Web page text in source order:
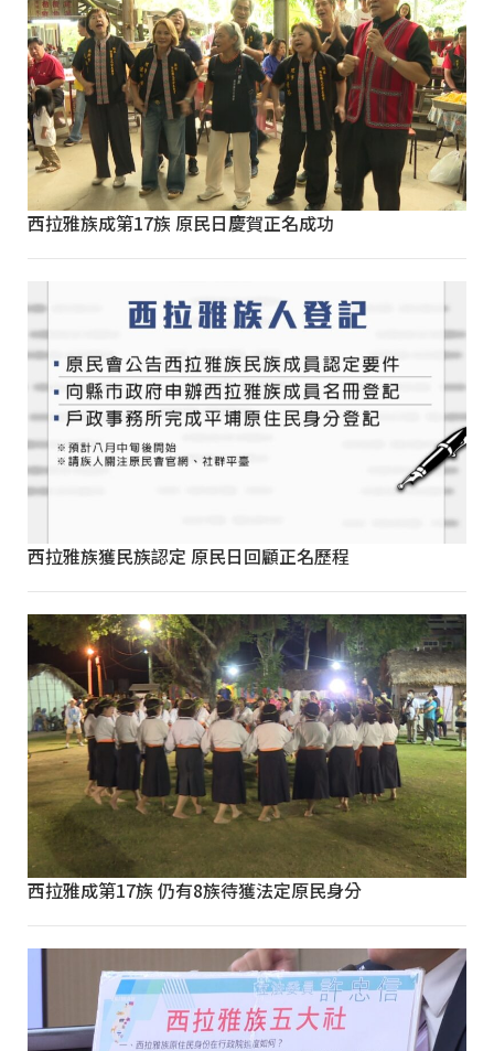
西拉雅族成第17族 原民日慶賀正名成功
西拉雅族獲民族認定 原民日回顧正名歷程
西拉雅成第17族 仍有8族待獲法定原民身分